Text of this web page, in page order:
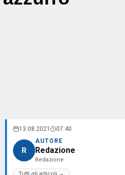
13.08.2021 07:40
R
AUTORE
Redazione
Redazione